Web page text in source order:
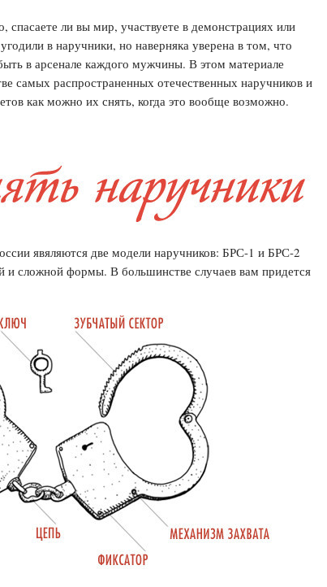
спасаете ли вы мир, участвуете в демонстрациях или
в наручники, но наверняка уверена в том, что
в арсенале каждого мужчины. В этом материале
самых распространенных отечественных наручников и
как можно их снять, когда это вообще возможно.
явяляются две модели наручников: БРС-1 и БРС-2
и сложной формы. В большинстве случаев вам придется